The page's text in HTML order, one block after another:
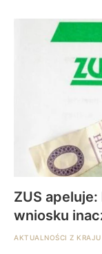
ZUS apeluje:
wniosku
AKTUALNOŚCI Z KRAJU